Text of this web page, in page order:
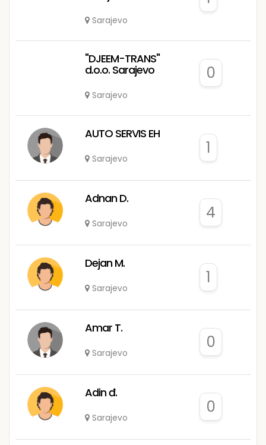
Sarajevo
"DJEEM-TRANS"
d.o.o. Sarajevo
Sarajevo
0
AUTO SERVIS EH
Sarajevo
1
Adnan D.
Sarajevo
4
Dejan M.
Sarajevo
1
Amar T.
Sarajevo
0
Adin đ.
Sarajevo
0